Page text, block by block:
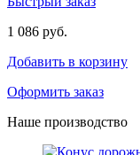
1 086 руб.
Добавить в корзину
Оформить заказ
Наше производство